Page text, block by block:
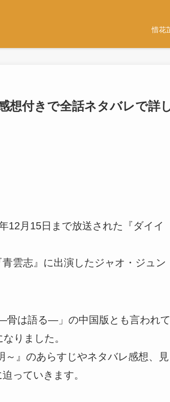
惜花
想付きで全話ネタバレで詳
12月15日まで放送された『ダイイ
雲志』に出演したジャオ・ジュン
骨は語る—」の中国版とも言われて
りました。
』のあらすじやネタバレ感想、見
っていきます。